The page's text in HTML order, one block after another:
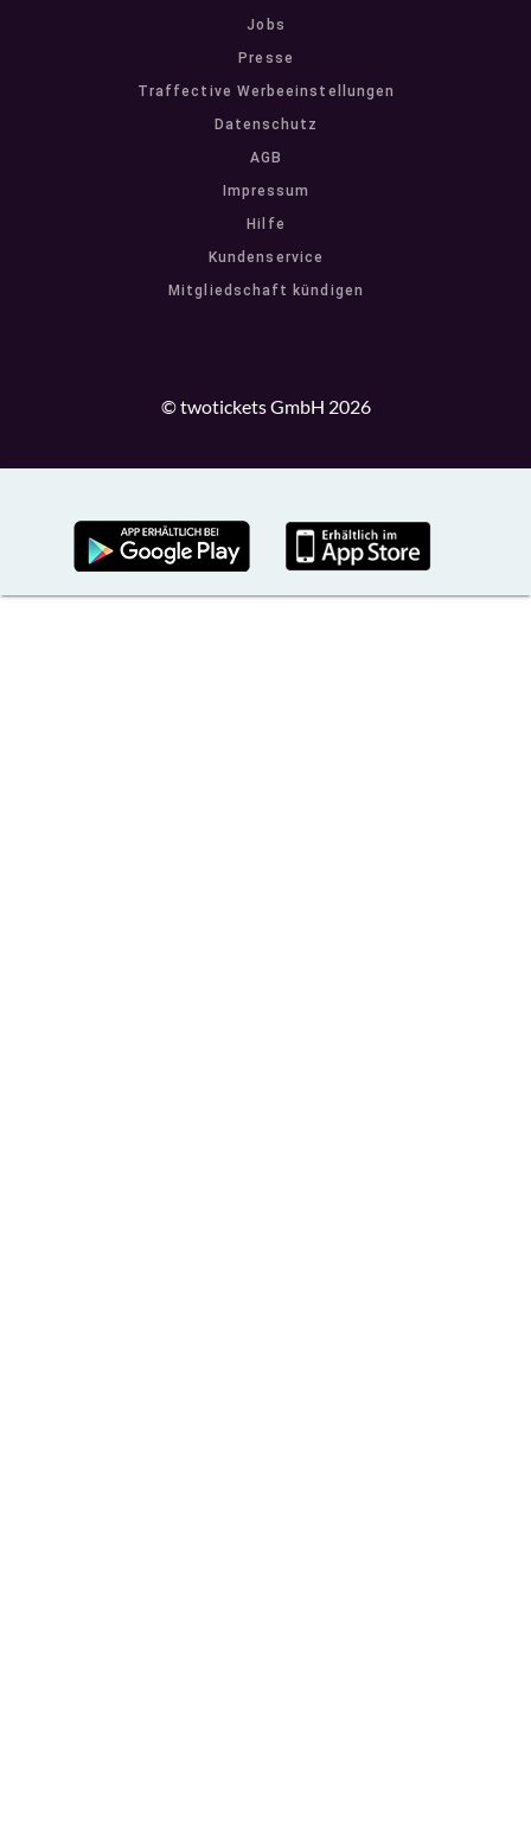
Jobs
Presse
Traffective Werbeeinstellungen
Datenschutz
AGB
Impressum
Hilfe
Kundenservice
Mitgliedschaft kündigen
© twotickets GmbH 2026